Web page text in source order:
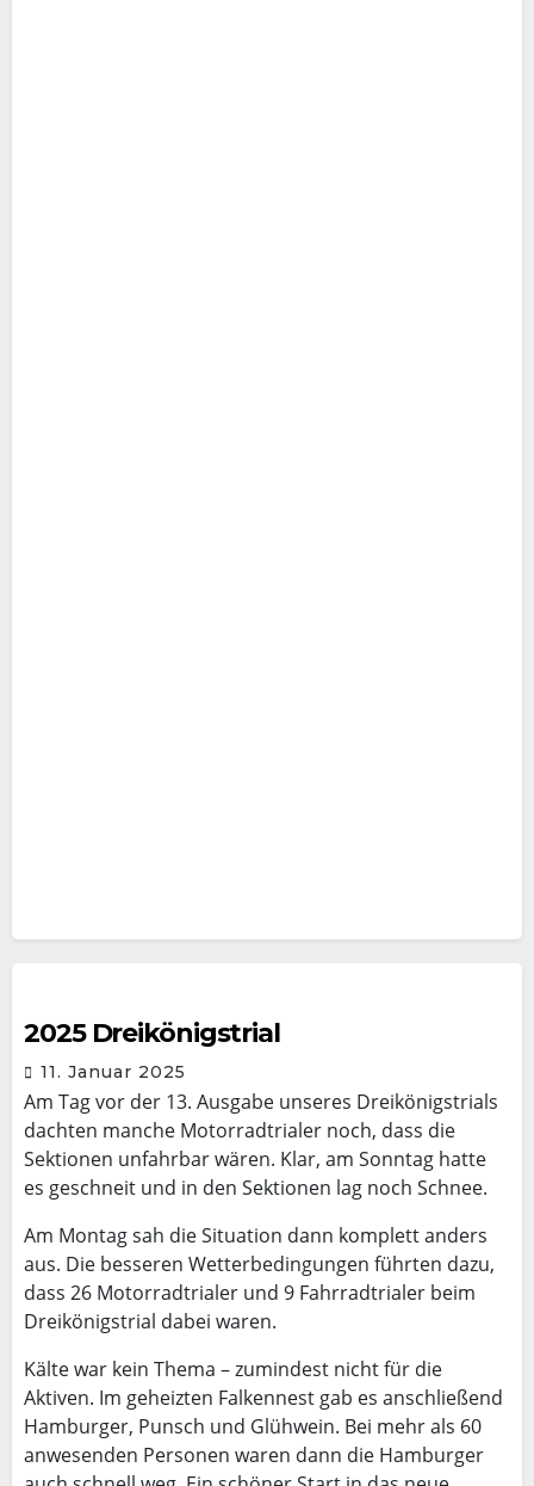
2025 Dreikönigstrial
11. Januar 2025
Am Tag vor der 13. Ausgabe unseres Dreikönigstrials
dachten manche Motorradtrialer noch, dass die
Sektionen unfahrbar wären. Klar, am Sonntag hatte
es geschneit und in den Sektionen lag noch Schnee.
Am Montag sah die Situation dann komplett anders
aus. Die besseren Wetterbedingungen führten dazu,
dass 26 Motorradtrialer und 9 Fahrradtrialer beim
Dreikönigstrial dabei waren.
Kälte war kein Thema – zumindest nicht für die
Aktiven. Im geheizten Falkennest gab es anschließend
Hamburger, Punsch und Glühwein. Bei mehr als 60
anwesenden Personen waren dann die Hamburger